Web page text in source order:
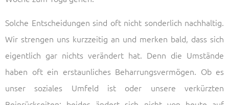
Solche Entscheidungen sind oft nicht sonderlich nachhaltig.
Wir strengen uns kurzzeitig an und merken bald, dass sich
eigentlich gar nichts verändert hat. Denn die Umstände
haben oft ein erstaunliches Beharrungsvermögen. Ob es
unser soziales Umfeld ist oder unsere verkürzten